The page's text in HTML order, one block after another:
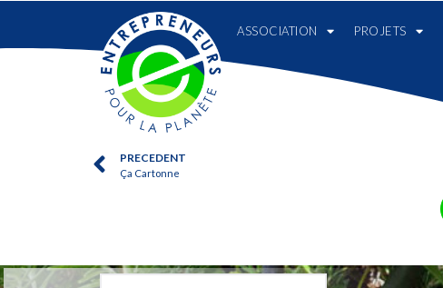
ASSOCIATION PROJETS
PRECEDENT
Ça Cartonne